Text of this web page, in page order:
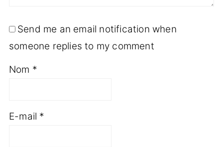
Send me an email notification when
someone replies to my comment
Nom *
E-mail *